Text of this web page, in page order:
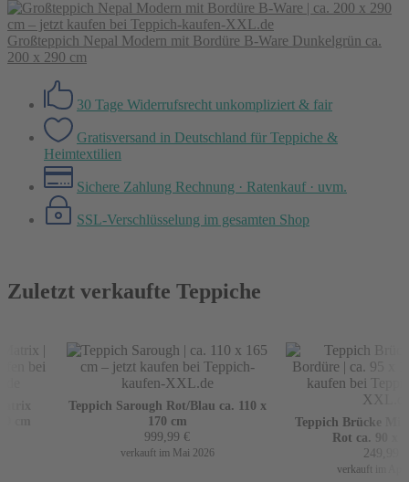
Großteppich Nepal Modern mit Bordüre B-Ware Dunkelgrün ca.
200 x 290 cm
30 Tage Widerrufsrecht unkompliziert & fair
Gratisversand in Deutschland für Teppiche &
Heimtextilien
Sichere Zahlung Rechnung · Ratenkauf · uvm.
SSL-Verschlüsselung im gesamten Shop
Zuletzt verkaufte Teppiche
Teppich Sarough Rot/Blau ca. 110 x
170 cm
999,99€
verkauft im Mai 2026
Teppich Brücke Mir
Rot ca. 90 x
249,99
verkauft im April